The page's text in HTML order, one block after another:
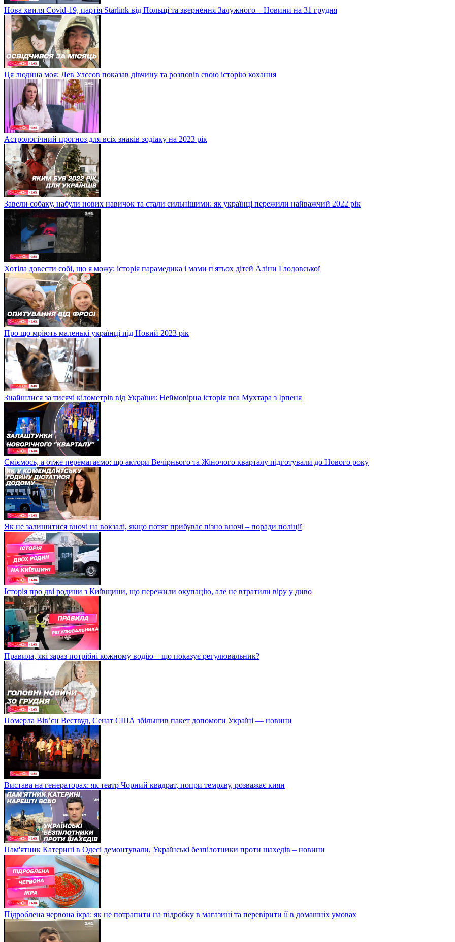
Нова хвиля Covid-19, партія Starlink від Польщі та звернення Залужного – Новини на 31 грудня
Ця людина моя: Лев Улєсов показав дівчину та розповів свою історію кохання
Астрологічний прогноз для всіх знаків зодіаку на 2023 рік
Завели собаку, набули нових навичок та стали сильнішими: як українці пережили найважчий 2022 рік
Хотіла довести собі, що я можу: історія парамедика і мами п'ятьох дітей Аліни Глодовської
Про що мріють маленькі українці під Новий 2023 рік
Знайшлися за тисячі кілометрів від України: Неймовірна історія пса Мухтара з Ірпеня
Сміємось, а отже перемагаємо: що актори Вечірнього та Жіночого кварталу підготували до Нового року
Як не залишитися вночі на вокзалі, якщо потяг прибуває пізно вночі – поради поліції
Історія про дві родини з Київщини, що пережили окупацію, але не втратили віру у диво
Правила, які зараз потрібні кожному водію – що показує регулювальник?
Померла Вівʼєн Вествуд, Сенат США збільшив пакет допомоги Україні — новини
Вистава на генераторах: як театр Чорний квадрат, попри темряву, розважає киян
Пам'ятник Катерині в Одесі демонтували, Українські безпілотники проти шахедів – новини
Підроблена червона ікра: як не потрапити на підробку в магазині та перевірити її в домашніх умовах